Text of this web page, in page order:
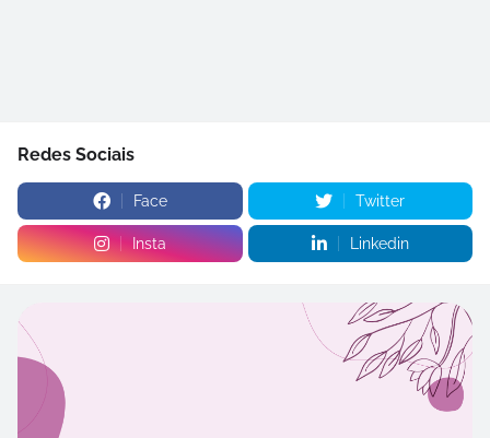
Redes Sociais
Face Twitter
Insta Linkedin